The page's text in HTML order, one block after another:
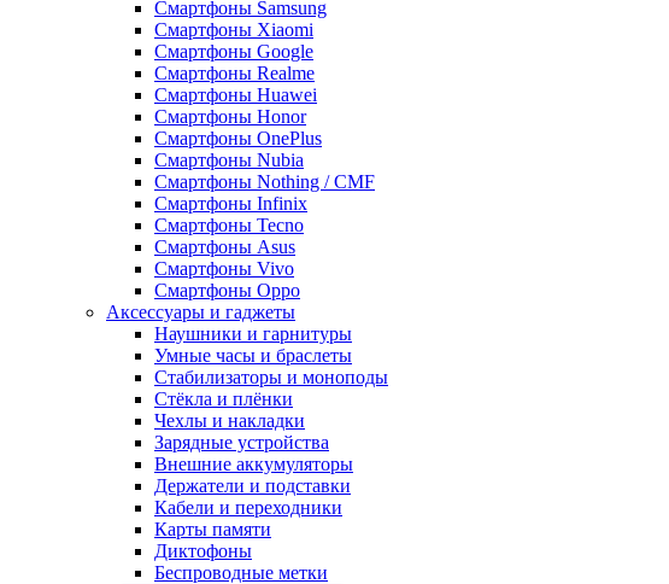
Смартфоны Samsung
Смартфоны Xiaomi
Смартфоны Google
Смартфоны Realme
Смартфоны Huawei
Смартфоны Honor
Смартфоны OnePlus
Смартфоны Nubia
Смартфоны Nothing / CMF
Смартфоны Infinix
Смартфоны Tecno
Смартфоны Asus
Смартфоны Vivo
Смартфоны Oppo
Аксессуары и гаджеты
Наушники и гарнитуры
Умные часы и браслеты
Стабилизаторы и моноподы
Стёкла и плёнки
Чехлы и накладки
Зарядные устройства
Внешние аккумуляторы
Держатели и подставки
Кабели и переходники
Карты памяти
Диктофоны
Беспроводные метки